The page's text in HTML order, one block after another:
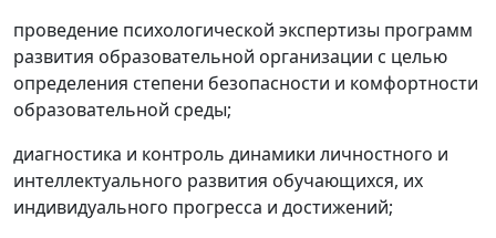
проведение психологической экспертизы программ
развития образовательной организации с целью
определения степени безопасности и комфортности
образовательной среды;
диагностика и контроль динамики личностного и
интеллектуального развития обучающихся, их
индивидуального прогресса и достижений;